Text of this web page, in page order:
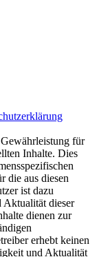
für
Inhalte. Dies
die aus diesen
ist dazu
Aktualität dieser
dienen zur
erhebt keinen
und Aktualität